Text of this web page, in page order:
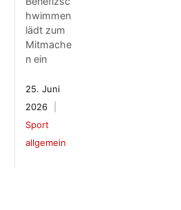
hwimmen
lädt zum
Mitmache
n ein
25. Juni
2026
Sport
allgemein